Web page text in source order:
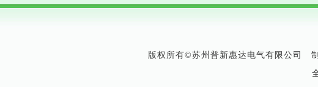
版权所有©苏州普新惠达电气有限公司